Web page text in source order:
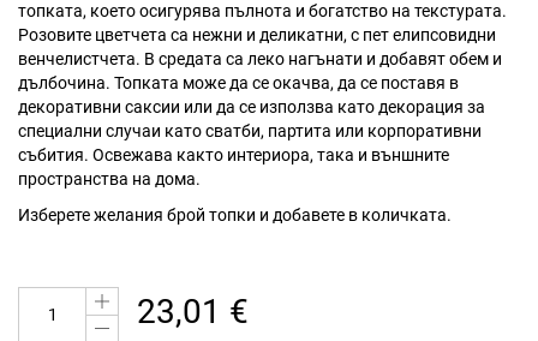
топката, което осигурява пълнота и богатство на текстурата.
Розовите цветчета са нежни и деликатни, с пет елипсовидни
венчелистчета. В средата са леко нагънати и добавят обем и
дълбочина. Топката може да се окачва, да се поставя в
декоративни саксии или да се използва като декорация за
специални случаи като сватби, партита или корпоративни
събития. Освежава както интериора, така и външните
пространства на дома.
Изберете желания брой топки и добавете в количката.
23,01 €